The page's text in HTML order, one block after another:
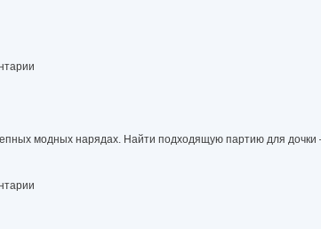
модных нарядах. Найти подходящую партию для дочки